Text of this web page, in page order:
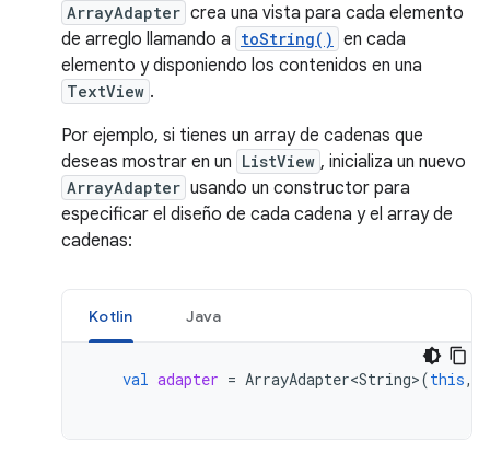
ArrayAdapter crea una vista para cada elemento
de arreglo llamando a toString() en cada
elemento y disponiendo los contenidos en una
TextView .
Por ejemplo, si tienes un array de cadenas que
deseas mostrar en un ListView , inicializa un nuevo
ArrayAdapter usando un constructor para
especificar el diseño de cada cadena y el array de
cadenas:
Kotlin Java
val adapter = ArrayAdapter<String>(this,